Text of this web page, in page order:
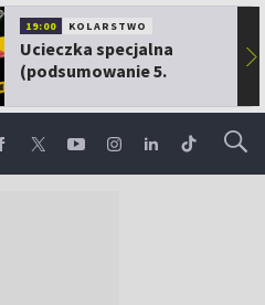
19:00 KOLARSTWO
Ucieczka specjalna
(podsumowanie 5.
▶